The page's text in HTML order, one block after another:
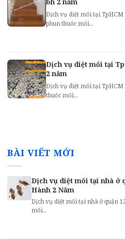
Dịch vụ diệt mối tại TpHCM
phun thuốc mối...
Dịch vụ diệt mối tại
2 năm
Dịch vụ diệt mối tại TpHCM
thuốc mối...
BÀI VIẾT MỚI
Dịch vụ diệt mối tại nhà ở
Hành 2 Năm
Dịch vụ diệt mối tại nhà ở quận
mối...